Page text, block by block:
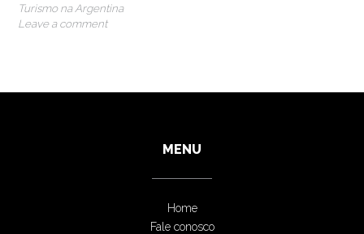
Turismo na Argentina
Leave a comment
MENU
Home
Fale conosco